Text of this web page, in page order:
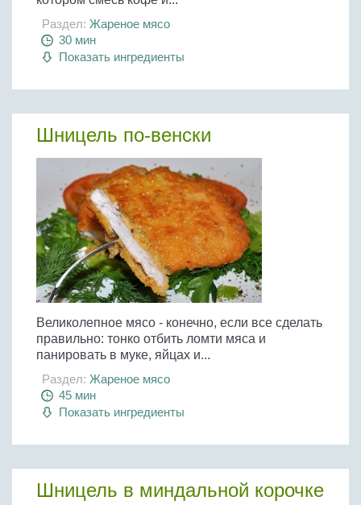
Раздел: Жареное мясо
30 мин
Показать ингредиенты
Шницель по-венски
Великолепное мясо - конечно, если все сделать
правильно: тонко отбить ломти мяса и
панировать в муке, яйцах и...
Раздел: Жареное мясо
45 мин
Показать ингредиенты
Шницель в миндальной корочке